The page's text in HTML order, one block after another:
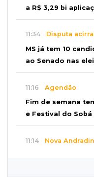
a R$ 3,29 bi
11:34 Disputa
MS já tem 10
ao Senado nas
11:16 Agendão
Fim de semana
e Festival do Sobá
11:14 Nova